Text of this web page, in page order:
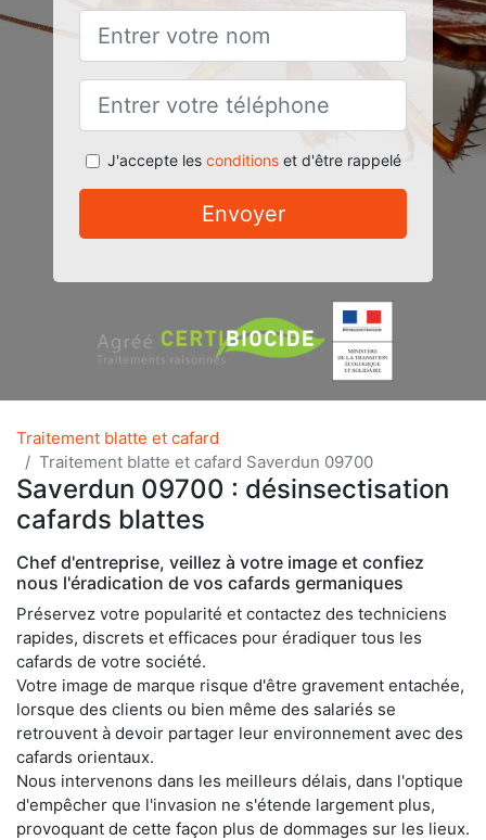
J'accepte les conditionset d'être rappelé
Envoyer
Traitement blatte et cafard
Traitement blatte et cafard Saverdun 09700
Saverdun 09700 : désinsectisation
cafards blattes
Chef d'entreprise, veillez à votre image et confiez
nous l'éradication de vos cafards germaniques
Préservez votre popularité et contactez des techniciens
rapides, discrets et efficaces pour éradiquer tous les
cafards de votre société.
Votre image de marque risque d'être gravement entachée,
lorsque des clients ou bien même des salariés se
retrouvent à devoir partager leur environnement avec des
cafards orientaux.
Nous intervenons dans les meilleurs délais, dans l'optique
d'empêcher que l'invasion ne s'étende largement plus,
provoquant de cette façon plus de dommages sur les lieux.